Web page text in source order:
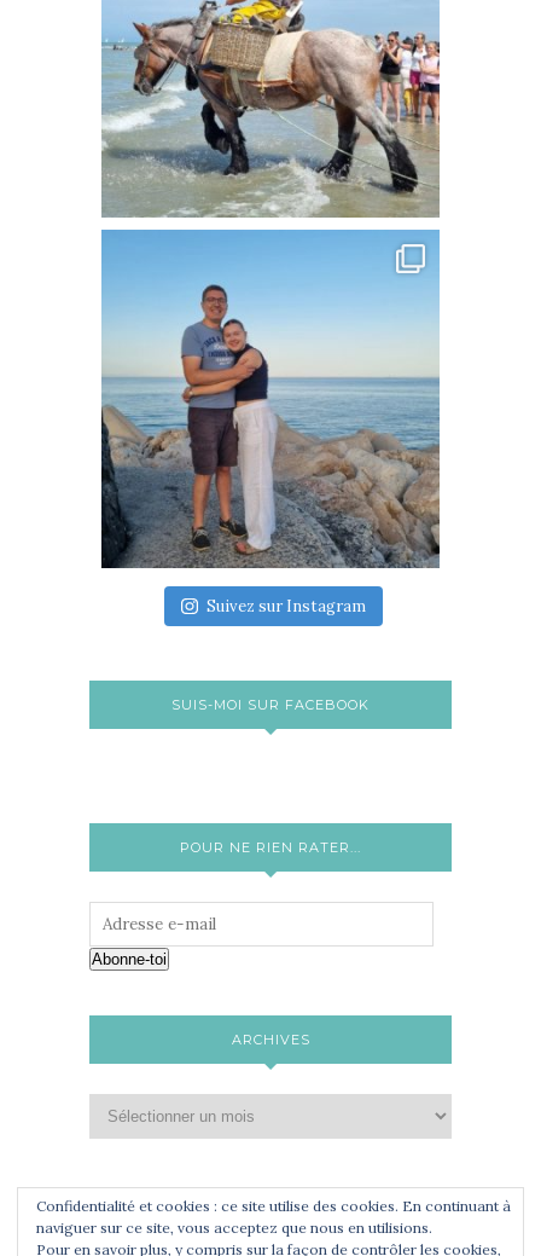
Suivez sur Instagram
SUIS-MOI SUR FACEBOOK
POUR NE RIEN RATER...
Abonne-toi
ARCHIVES
Confidentialité et cookies : ce site utilise des cookies. En continuant à
naviguer sur ce site, vous acceptez que nous en utilisions.
Pour en savoir plus, y compris sur la façon de contrôler les cookies,